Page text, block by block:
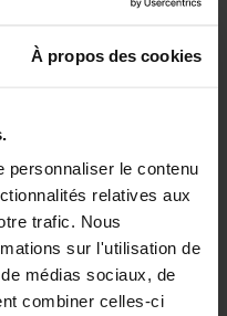
À propos des cookies
personnaliser le contenu
relatives aux
trafic. Nous
sur l'utilisation de
médias sociaux, de
combiner celles-ci
B3=32/36/42,